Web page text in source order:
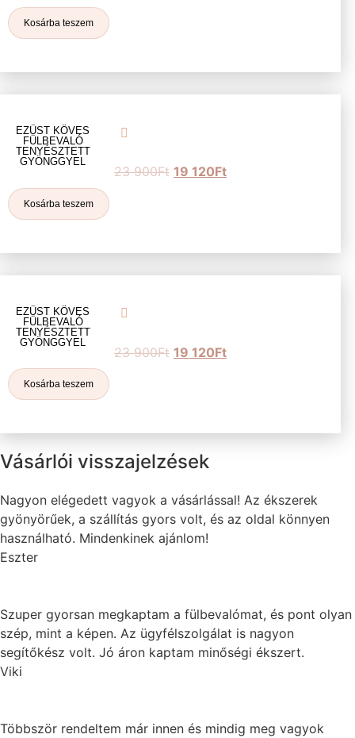
Kosárba teszem
EZÜST KÖVES
FÜLBEVALÓ
TENYÉSZTETT
GYÖNGGYEL
23 900Ft 19 120Ft
Kosárba teszem
EZÜST KÖVES
FÜLBEVALÓ
TENYÉSZTETT
GYÖNGGYEL
23 900Ft 19 120Ft
Kosárba teszem
Vásárlói visszajelzések
Nagyon elégedett vagyok a vásárlással! Az ékszerek
gyönyörűek, a szállítás gyors volt, és az oldal könnyen
használható. Mindenkinek ajánlom!
Eszter
Szuper gyorsan megkaptam a fülbevalómat, és pont olyan
szép, mint a képen. Az ügyfélszolgálat is nagyon
segítőkész volt. Jó áron kaptam minőségi ékszert.
Viki
Többször rendeltem már innen és mindig meg vagyok